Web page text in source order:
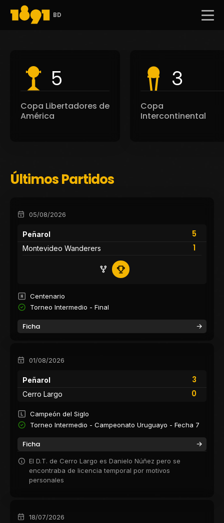
BD
5
Copa Libertadores de
América
3
Copa
Intercontinental
Últimos Partidos
05/08/2026
Peñarol
5
1
Montevideo Wanderers
Centenario
Torneo Intermedio - Final
Ficha
01/08/2026
Peñarol
3
0
Cerro Largo
Campeón del Siglo
Torneo Intermedio - Campeonato Uruguayo - Fecha 7
Ficha
El D.T. de Cerro Largo es Danielo Núñez pero se
encontraba de licencia temporal por motivos
personales
18/07/2026